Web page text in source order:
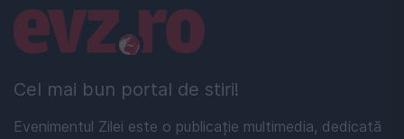
Cel mai bun portal de stiri!
Evenimentul Zilei este o publicație multimedia, dedicată
Linkuri utile